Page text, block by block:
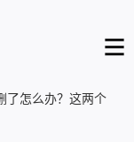
了怎么办？这两个